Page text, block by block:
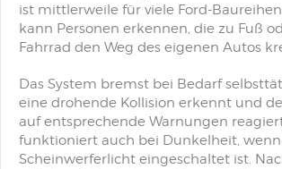
ist mittlerweile für viele Ford-
kann Personen erkennen, die zu Fuß
Fahrrad den Weg des eigenen Autos
Das System bremst bei Bedarf
eine drohende Kollision erkennt und
auf entsprechende Warnungen
funktioniert auch bei Dunkelheit,
Scheinwerferlicht eingeschaltet ist.